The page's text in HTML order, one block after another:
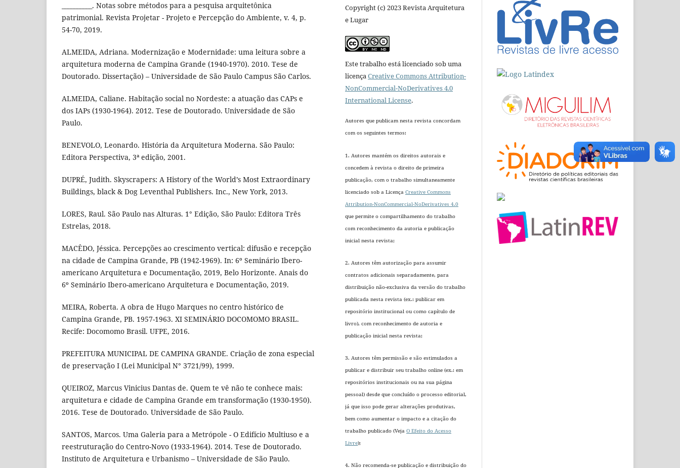
__________. Notas sobre métodos para a pesquisa arquitetônica
patrimonial. Revista Projetar - Projeto e Percepção do Ambiente, v. 4, p.
54-70, 2019.
ALMEIDA, Adriana. Modernização e Modernidade: uma leitura sobre a
arquitetura moderna de Campina Grande (1940-1970). 2010. Tese de
Doutorado. Dissertação) – Universidade de São Paulo Campus São Carlos.
ALMEIDA, Caliane. Habitação social no Nordeste: a atuação das CAPs e
dos IAPs (1930-1964). 2012. Tese de Doutorado. Universidade de São
Paulo.
BENEVOLO, Leonardo. História da Arquitetura Moderna. São Paulo:
Editora Perspectiva, 3ª edição, 2001.
DUPRÉ, Judith. Skyscrapers: A History of the World’s Most Extraordinary
Buildings, black & Dog Leventhal Publishers. Inc., New York, 2013.
LORES, Raul. São Paulo nas Alturas. 1° Edição, São Paulo: Editora Três
Estrelas, 2018.
MACÊDO, Jéssica. Percepções ao crescimento vertical: difusão e recepção
na cidade de Campina Grande, PB (1942-1969). In: 6º Seminário Ibero-
americano Arquitetura e Documentação, 2019, Belo Horizonte. Anais do
6º Seminário Ibero-americano Arquitetura e Documentação, 2019.
MEIRA, Roberta. A obra de Hugo Marques no centro histórico de
Campina Grande, PB. 1957-1963. XI SEMINÁRIO DOCOMOMO BRASIL.
Recife: Docomomo Brasil. UFPE, 2016.
PREFEITURA MUNICIPAL DE CAMPINA GRANDE. Criação de zona especial
de preservação I (Lei Municipal N° 3721/99), 1999.
QUEIROZ, Marcus Vinicius Dantas de. Quem te vê não te conhece mais:
arquitetura e cidade de Campina Grande em transformação (1930-1950).
2016. Tese de Doutorado. Universidade de São Paulo.
SANTOS, Marcos. Uma Galeria para a Metrópole - O Edifício Multiuso e a
reestruturação do Centro-Novo (1933-1964). 2014. Tese de Doutorado.
Instituto de Arquitetura e Urbanismo – Universidade de São Paulo.
Copyright (c) 2023 Revista Arquitetura
e Lugar
Este trabalho está licenciado sob uma
licençaCreative Commons Attribution-
NonCommercial-NoDerivatives 4.0
International License.
Autores que publicam nesta revista concordam
com os seguintes termos:
1. Autores mantém os direitos autorais e
concedem à revista o direito de primeira
publicação, com o trabalho simultaneamente
licenciado sob a Licença Creative Commons
Attribution-NonCommercial-NoDerivatives 4.0
que permite o compartilhamento do trabalho
com reconhecimento da autoria e publicação
inicial nesta revista;
2. Autores têm autorização para assumir
contratos adicionais separadamente, para
distribuição não-exclusiva da versão do trabalho
publicada nesta revista (ex.: publicar em
repositório institucional ou como capítulo de
livro), com reconhecimento de autoria e
publicação inicial nesta revista;
3. Autores têm permissão e são estimulados a
publicar e distribuir seu trabalho online (ex.: em
repositórios institucionais ou na sua página
pessoal) desde que concluído o processo editorial,
já que isso pode gerar alterações produtivas,
bem como aumentar o impacto e a citação do
trabalho publicado (Veja O Efeito do Acesso
Livre);
4. Não recomenda-se publicação e distribuição do